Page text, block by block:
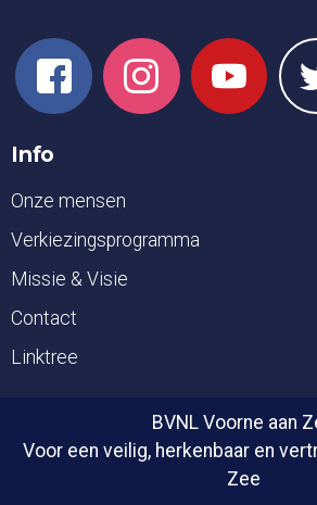
Info
Onze mensen
Verkiezingsprogramma
Missie & Visie
Contact
Linktree
BVNL Voorne aan
Voor een veilig, herkenbaar en
Zee